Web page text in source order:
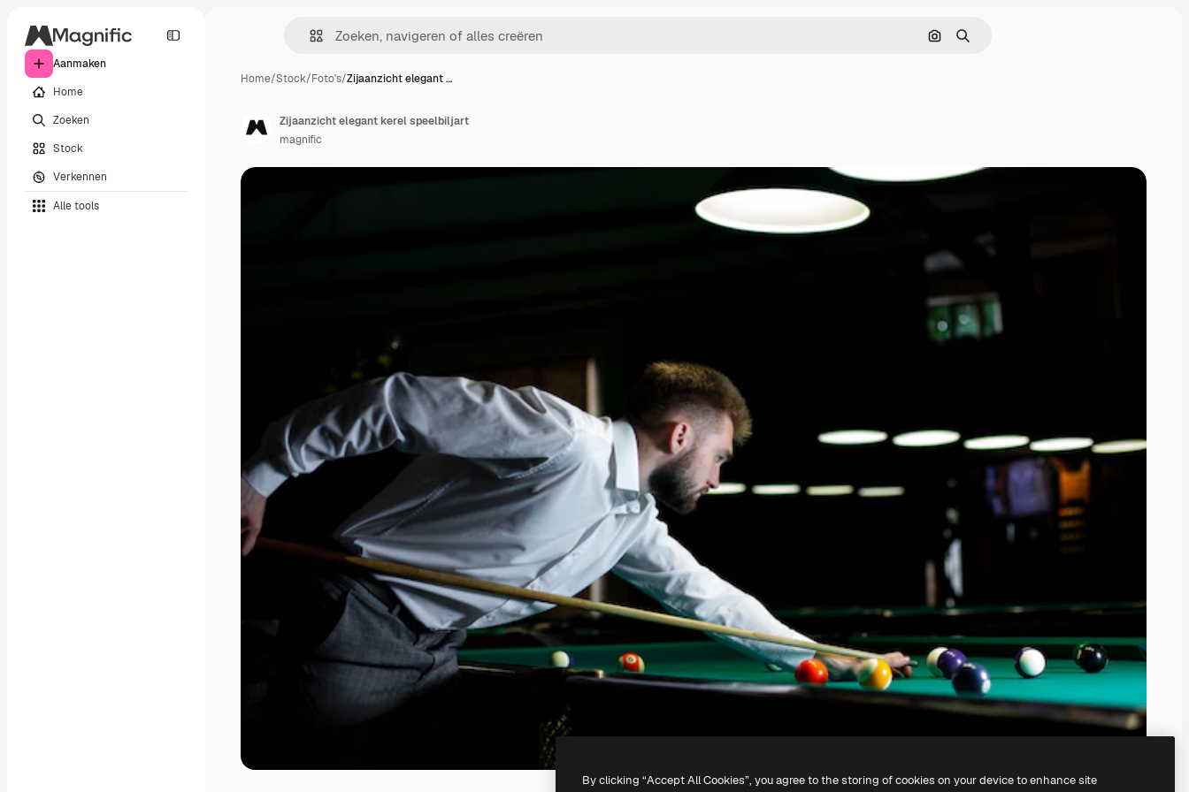
Aanmaken
Home
Zoeken
Stock
Verkennen
Alle tools
Zoeken op afbeelding
Zoeken
Home/Stock/Foto's/Zijaanzicht elegant …
Zijaanzicht elegant kerel speelbiljart
magnific
By clicking “Accept All Cookies”, you agree to the storing of cookies on your device to enhance site